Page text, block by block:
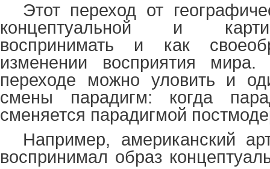
Этот переход от
концептуальной и
воспринимать и как
изменении восприятия
переходе можно уловить и
смены парадигм: когда
сменяется парадигмой
Например, американский
воспринимал образ